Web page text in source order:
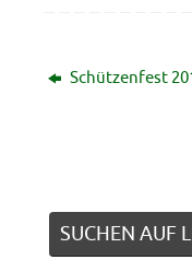
Schützenfest
SUCHEN AUF